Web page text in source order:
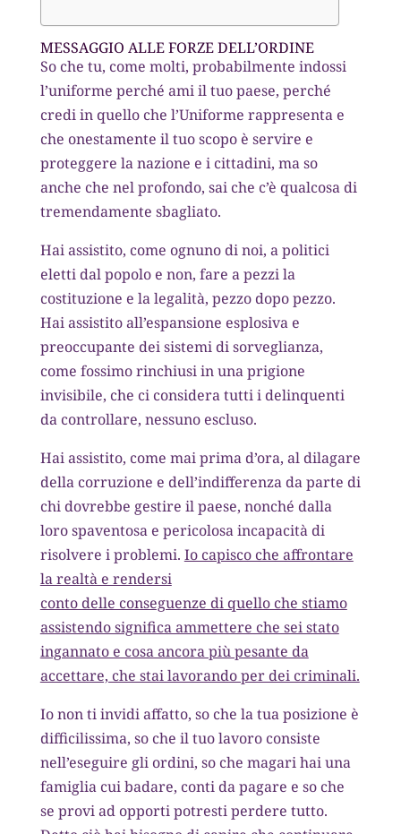
MESSAGGIO ALLE FORZE DELL’ORDINE
So che tu, come molti, probabilmente indossi
l’uniforme perché ami il tuo paese, perché
credi in quello che l’Uniforme rappresenta e
che onestamente il tuo scopo è servire e
proteggere la nazione e i cittadini, ma so
anche che nel profondo, sai che c’è qualcosa di
tremendamente sbagliato.
Hai assistito, come ognuno di noi, a politici
eletti dal popolo e non, fare a pezzi la
costituzione e la legalità, pezzo dopo pezzo.
Hai assistito all’espansione esplosiva e
preoccupante dei sistemi di sorveglianza,
come fossimo rinchiusi in una prigione
invisibile, che ci considera tutti i delinquenti
da controllare, nessuno escluso.
Hai assistito, come mai prima d’ora, al dilagare
della corruzione e dell’indifferenza da parte di
chi dovrebbe gestire il paese, nonché dalla
loro spaventosa e pericolosa incapacità di
risolvere i problemi. Io capisco che affrontare
la realtà e rendersi
conto delle conseguenze di quello che stiamo
assistendo significa ammettere che sei stato
ingannato e cosa ancora più pesante da
accettare, che stai lavorando per dei criminali.
Io non ti invidi affatto, so che la tua posizione è
difficilissima, so che il tuo lavoro consiste
nell’eseguire gli ordini, so che magari hai una
famiglia cui badare, conti da pagare e so che
se provi ad opporti potresti perdere tutto.